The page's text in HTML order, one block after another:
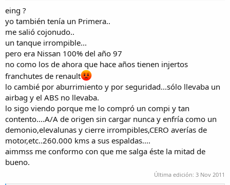
eing ?
yo también tenía un Primera..
me salió cojonudo..
un tanque irrompible...
pero era Nissan 100% del año 97
no como los de ahora que hace años tienen injertos
franchutes de renault
lo cambié por aburrimiento y por seguridad...sólo llevaba un
airbag y el ABS no llevaba.
lo sigo viendo porque me lo compró un compi y tan
contento....A/A de origen sin cargar nunca y enfría como un
demonio,elevalunas y cierre irrompibles,CERO averías de
motor,etc..260.000 kms a sus espaldas....
aimmss me conformo con que me salga éste la mitad de
bueno.
Última edición: 3 Nov 2011